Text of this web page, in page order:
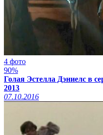
4 фото
90%
Голая Эстелла Дэниелс в
2013
07.10.2016